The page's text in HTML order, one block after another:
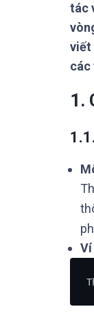
tác
viết
các
1.
Ví